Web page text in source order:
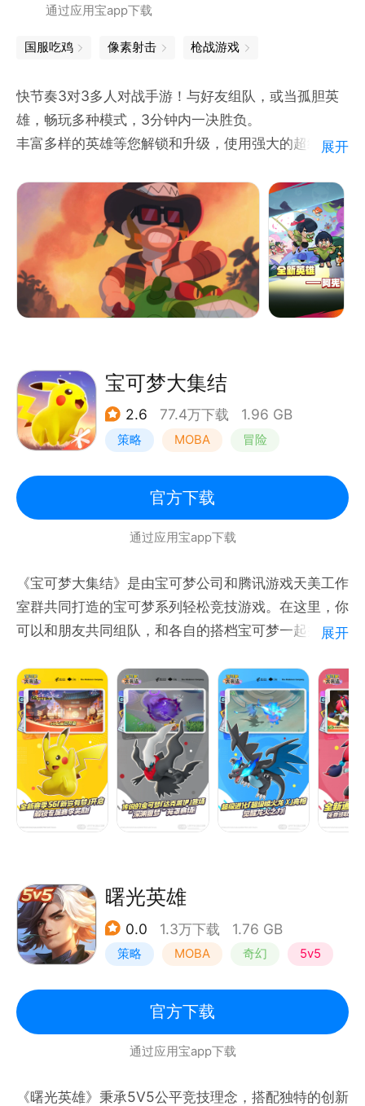
通过应用宝app下载
国服吃鸡 像素射击 枪战游戏
快节奏3对3多人对战手游！与好友组队，或当孤胆英
雄，畅玩多种模式，3分钟内一决胜负。
丰富多样的英雄等您解锁和升级，使用强大的超级技
自己与众不同。在乱斗世界的众多神秘地点展开对战！
展开
宝可梦大集结
2.6 77.4万下载 1.96 GB
策略 MOBA 冒险
官方下载
通过应用宝app下载
《宝可梦大集结》是由宝可梦公司和腾讯游戏天美工作
室群共同打造的宝可梦系列轻松竞技游戏。在这里，你
可以和朋友共同组队，和各自的搭档宝可梦一起并肩作
展现前所未有的对战魅力，打造系列作品的全新篇章。
展开
曙光英雄
0.0 1.3万下载 1.76 GB
策略 MOBA 奇幻 5v5
官方下载
通过应用宝app下载
《曙光英雄》秉承5V5公平竞技理念，搭配独特的创新